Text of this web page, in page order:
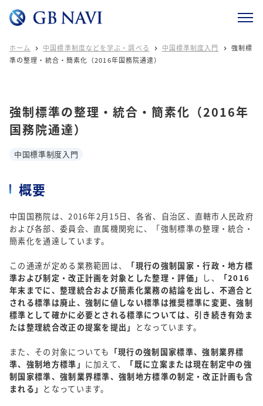
ホーム  中国標準制度などを学ぶ・調べる  中国標準制度入門 
強制標
準の整理・統合・簡素化（2016年国務院通達）
強制標準の整理・統合・簡素化（2016年
国務院通達）
中国標準制度入門
概要
中国国務院は、2016年2月15日、各省、自治区、直轄市人民政府
および各部、委員会、直属機関宛に、「強制標準の整理・統合・
簡素化を通達しています。
この通達が定める業務範囲は、
「現行の強制国家・行政・地方標
準および制定・改正計画を対象とした整理・評価」
し、
「2016
年末までに、整理統合および簡素化業務の結論を出し、不適合と
される標準は廃止、強制に値しない標準は推奨標準に変更、強制
標準として確かに必要とされる標準については、引き続き有効ま
たは整理統合改正の提案を提出」
となっています。
また、その対象についても 「現行の強制国家標準、強制業界標
準、強制地方標準」 に加えて、
「既に立案または現在制定中の強
制国家標準、強制業界標準、強制地方標準の制定・改正計画も含
まれる」 となっています。